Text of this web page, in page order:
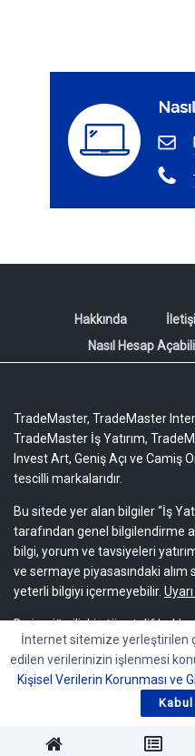
Hakkında
Nasıl Hesap
TradeMaster, TradeMaster
TradeMaster İş Yatırım,
Invest Art, Geniş Açı ve Camiş
tescilli markalarıdır.
Bu sitede yer alan bilgiler “İş
tarafından genel bilgilendirme
bilgi, yorum ve tavsiyeleri
ve sermaye piyasasındaki alım
yeterli bilgiyi içermeyebilir.
Bu içeriğe ilişkin tüm telif
aittir. Bu içerik, açık iznimiz
herhangi bir amaçla, kısmen
dağıtılamaz, yayımlanamaz
İnternet sitemize yerleştirilen
edilen verilerinizin işlenmesi
Kişisel Verilerin Korunması ve